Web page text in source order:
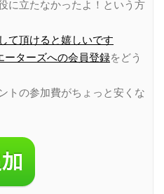
に立たなかったよ！という方
て頂けると嬉しいです
ーターズへの会員登録をどう
トの参加費がちょっと安くな